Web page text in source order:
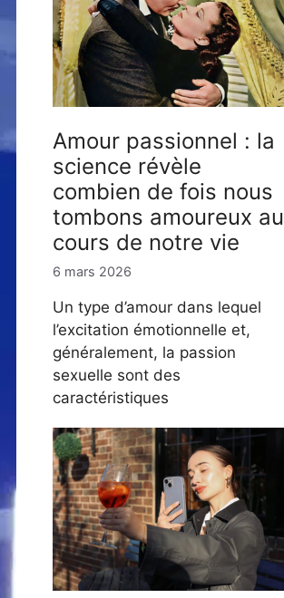
Amour passionnel : la
science révèle
combien de fois nous
tombons amoureux au
cours de notre vie
6 mars 2026
Un type d’amour dans lequel
l’excitation émotionnelle et,
généralement, la passion
sexuelle sont des
caractéristiques